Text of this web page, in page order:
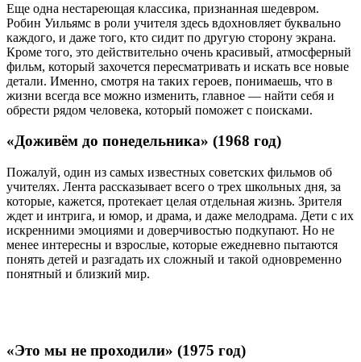
Еще одна нестареющая классика, признанная шедевром.
Робин Уильямс в роли учителя здесь вдохновляет буквально
каждого, и даже того, кто сидит по другую сторону экрана.
Кроме того, это действительно очень красивый, атмосферный
фильм, который захочется пересматривать и искать все новые
детали. Именно, смотря на таких героев, понимаешь, что в
жизни всегда все можно изменить, главное — найти себя и
обрести рядом человека, который поможет с поисками.
«Доживём до понедельника» (1968 год)
Пожалуй, один из самых известных советских фильмов об
учителях. Лента рассказывает всего о трех школьных дня, за
которые, кажется, протекает целая отдельная жизнь. Зрителя
ждет и интрига, и юмор, и драма, и даже мелодрама. Дети с их
искренними эмоциями и доверчивостью подкупают. Но не
менее интересны и взрослые, которые ежедневно пытаются
понять детей и разгадать их сложный и такой одновременно
понятный и близкий мир.
«Это мы не проходили» (1975 год)